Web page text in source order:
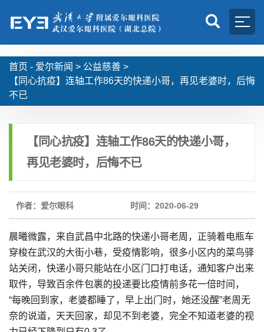
首页 - 爱尔新闻 > 公益慈善 >
【同心抗疫】连轴工作86天的快递小哥，再见老婆时，后悔
不已
【同心抗疫】连轴工作86天的快递小哥，
再见老婆时，后悔不已
作者：爱尔眼科 时间：2020-06-29
晨曦微露，来自武昌中北路的快递小哥老周，正骑着电瓶车
穿梭在武汉的大街小巷，受疫情影响，很多小区内的菜鸟驿
站关闭，快递小哥只能站在小区门口打电话，通知客户出来
取件，导致百余件包裹的投递要比疫情前多花一倍时间，
“每晚回到家，老婆都睡了，早上出门时，她还没醒”老周无
奈的说道，天天回家，却见不到老婆，完全不知道老婆的视